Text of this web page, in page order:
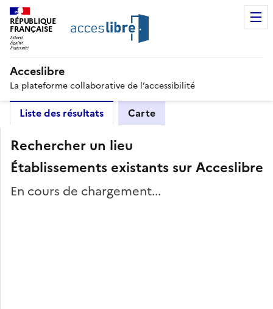
RÉPUBLIQUE
FRANÇAISE
Acceslibre
La plateforme collaborative de l’accessibilité
Liste des résultats Carte
Rechercher un lieu
Établissements existants sur Acceslibre
En cours de chargement...